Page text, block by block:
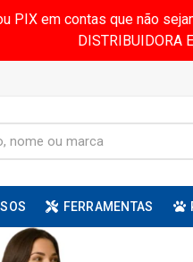
PIX em contas que não
DISTRIBUIDORA
FERRAMENTAS